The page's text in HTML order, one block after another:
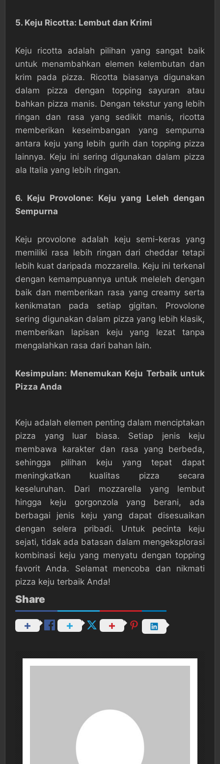
5. Keju Ricotta: Lembut dan Krimi
Keju ricotta adalah pilihan yang sangat baik
untuk menambahkan elemen kelembutan dan
krim pada pizza. Ricotta biasanya digunakan
dalam pizza dengan topping sayuran atau
bahkan pizza manis. Dengan tekstur yang lebih
ringan dan rasa yang sedikit manis, ricotta
memberikan keseimbangan yang sempurna
antara keju yang lebih gurih dan topping pizza
lainnya. Keju ini sering digunakan dalam pizza
ala Italia yang lebih ringan.
6. Keju Provolone: Keju yang Leleh dengan
Sempurna
Keju provolone adalah keju semi-keras yang
memiliki rasa lebih ringan dari cheddar tetapi
lebih kuat daripada mozzarella. Keju ini terkenal
dengan kemampuannya untuk meleleh dengan
baik dan memberikan rasa yang creamy serta
kenikmatan pada setiap gigitan. Provolone
sering digunakan dalam pizza yang lebih klasik,
memberikan lapisan keju yang lezat tanpa
mengalahkan rasa dari bahan lain.
Kesimpulan: Menemukan Keju Terbaik untuk
Pizza Anda
Keju adalah elemen penting dalam menciptakan
pizza yang luar biasa. Setiap jenis keju
membawa karakter dan rasa yang berbeda,
sehingga pilihan keju yang tepat dapat
meningkatkan kualitas pizza secara
keseluruhan. Dari mozzarella yang lembut
hingga keju gorgonzola yang berani, ada
berbagai jenis keju yang dapat disesuaikan
dengan selera pribadi. Untuk pecinta keju
sejati, tidak ada batasan dalam mengeksplorasi
kombinasi keju yang menyatu dengan topping
favorit Anda. Selamat mencoba dan nikmati
pizza keju terbaik Anda!
Share